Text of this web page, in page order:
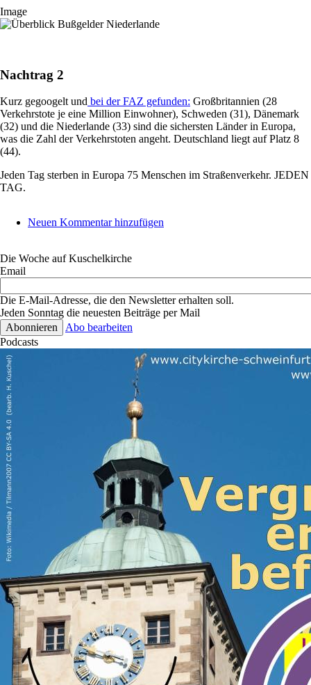
Image
Nachtrag 2
Kurz gegoogelt und bei der FAZ gefunden: Großbritannien (28
Verkehrstote je eine Million Einwohner), Schweden (31), Dänemark
(32) und die Niederlande (33) sind die sichersten Länder in Europa,
was die Zahl der Verkehrstoten angeht. Deutschland liegt auf Platz 8
(44).
Jeden Tag sterben in Europa 75 Menschen im Straßenverkehr. JEDEN
TAG.
Neuen Kommentar hinzufügen
Die Woche auf Kuschelkirche
Email
Die E-Mail-Adresse, die den Newsletter erhalten soll.
Jeden Sonntag die neuesten Beiträge per Mail
Abo bearbeiten
Podcasts